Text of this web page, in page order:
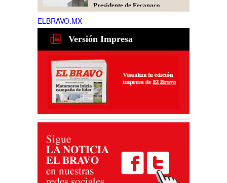
Presidente de Fecanaco
cuestiona retenes en
afirma que generan molestias
06 Ago 2026
Obras de infraestructura y
mejoramiento vial
transforman colonias de
Matamoros
02 Ago 2026
ELBRAVO.MX
Versión Impresa